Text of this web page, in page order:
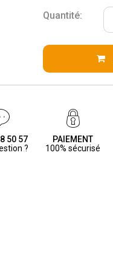
Quantité:
50 57
?
PAIEMENT
100% sécurisé